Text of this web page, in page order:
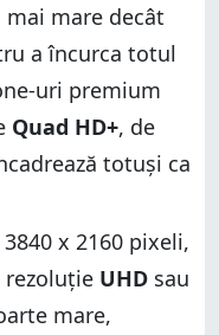
mare decât
a încurca totul
uri premium
Quad HD+, de
totuși ca
x 2160 pixeli,
rezoluție UHD sau
mare,